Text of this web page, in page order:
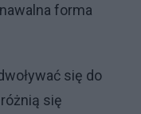
forma
się do
się